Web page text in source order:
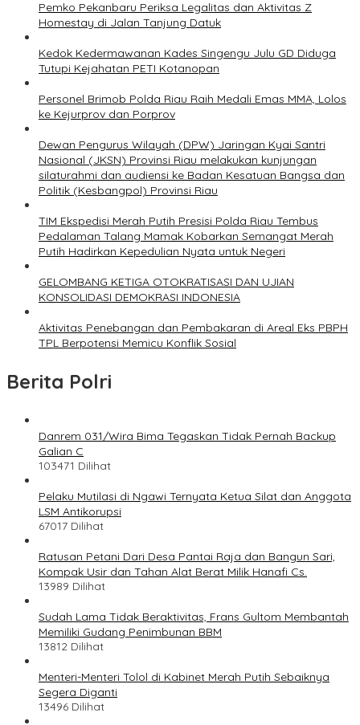
Pemko Pekanbaru Periksa Legalitas dan Aktivitas Z
Homestay di Jalan Tanjung Datuk
Kedok Kedermawanan Kades Singengu Julu GD Diduga
Tutupi Kejahatan PETI Kotanopan
Personel Brimob Polda Riau Raih Medali Emas MMA, Lolos
ke Kejurprov dan Porprov
Dewan Pengurus Wilayah (DPW) Jaringan Kyai Santri
Nasional (JKSN) Provinsi Riau melakukan kunjungan
silaturahmi dan audiensi ke Badan Kesatuan Bangsa dan
Politik (Kesbangpol) Provinsi Riau
TIM Ekspedisi Merah Putih Presisi Polda Riau Tembus
Pedalaman Talang Mamak Kobarkan Semangat Merah
Putih Hadirkan Kepedulian Nyata untuk Negeri
GELOMBANG KETIGA OTOKRATISASI DAN UJIAN
KONSOLIDASI DEMOKRASI INDONESIA
Aktivitas Penebangan dan Pembakaran di Areal Eks PBPH
TPL Berpotensi Memicu Konflik Sosial
Berita Polri
Danrem 031/Wira Bima Tegaskan Tidak Pernah Backup
Galian C
103471 Dilihat
Pelaku Mutilasi di Ngawi Ternyata Ketua Silat dan Anggota
LSM Antikorupsi
67017 Dilihat
Ratusan Petani Dari Desa Pantai Raja dan Bangun Sari,
Kompak Usir dan Tahan Alat Berat Milik Hanafi Cs.
13989 Dilihat
Sudah Lama Tidak Beraktivitas, Frans Gultom Membantah
Memiliki Gudang Penimbunan BBM
13812 Dilihat
Menteri-Menteri Tolol di Kabinet Merah Putih Sebaiknya
Segera Diganti
13496 Dilihat